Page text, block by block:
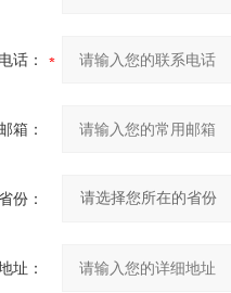
话：
箱：
份：
址：